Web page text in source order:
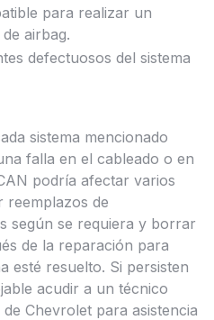
para realizar un
airbag.
defectuosos del sistema
sistema mencionado
falla en el cableado o en
podría afectar varios
reemplazos de
según se requiera y borrar
de la reparación para
esté resuelto. Si persisten
acudir a un técnico
Chevrolet para asistencia